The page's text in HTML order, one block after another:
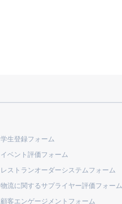
学生登録フォーム
イベント評価フォーム
レストランオーダーシステムフォーム
物流に関するサプライヤー評価フォーム
顧客エンゲージメントフォーム